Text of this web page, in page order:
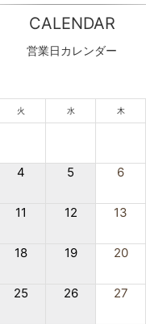
CALENDAR
営業日カレンダー
火 水 木
4 5 6
11 12 13
18 19 20
25 26 27